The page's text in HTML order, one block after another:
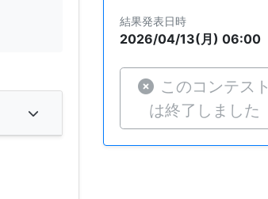
結果発表日時
2026/04/13(月) 06:00
このコンテスト
は終了しました